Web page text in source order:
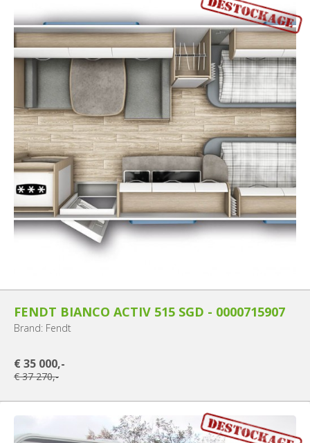
FENDT BIANCO ACTIV 515 SGD - 0000715907
Brand: Fendt
€ 35 000,-
€ 37 270,-